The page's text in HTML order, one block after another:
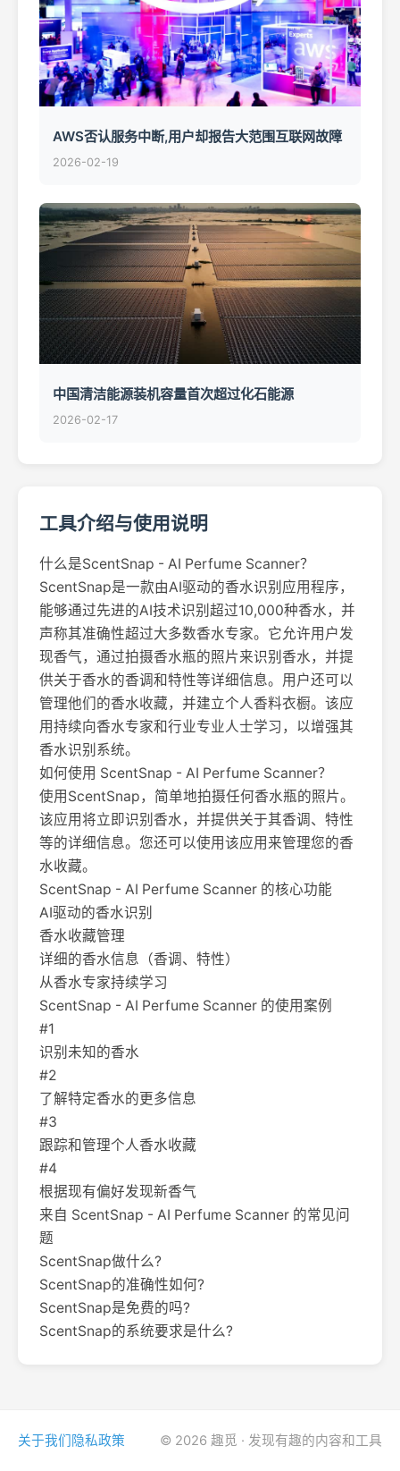
AWS否认服务中断,用户却报告大范围互联网故障
2026-02-19
中国清洁能源装机容量首次超过化石能源
2026-02-17
工具介绍与使用说明
什么是ScentSnap - AI Perfume Scanner？
ScentSnap是一款由AI驱动的香水识别应用程序，
能够通过先进的AI技术识别超过10,000种香水，并
声称其准确性超过大多数香水专家。它允许用户发
现香气，通过拍摄香水瓶的照片来识别香水，并提
供关于香水的香调和特性等详细信息。用户还可以
管理他们的香水收藏，并建立个人香料衣橱。该应
用持续向香水专家和行业专业人士学习，以增强其
香水识别系统。
如何使用 ScentSnap - AI Perfume Scanner？
使用ScentSnap，简单地拍摄任何香水瓶的照片。
该应用将立即识别香水，并提供关于其香调、特性
等的详细信息。您还可以使用该应用来管理您的香
水收藏。
ScentSnap - AI Perfume Scanner 的核心功能
AI驱动的香水识别
香水收藏管理
详细的香水信息（香调、特性）
从香水专家持续学习
ScentSnap - AI Perfume Scanner 的使用案例
#1
识别未知的香水
#2
了解特定香水的更多信息
#3
跟踪和管理个人香水收藏
#4
根据现有偏好发现新香气
来自 ScentSnap - AI Perfume Scanner 的常见问
题
ScentSnap做什么?
ScentSnap的准确性如何?
ScentSnap是免费的吗?
ScentSnap的系统要求是什么?
关于我们 隐私政策 © 2026 趣觅 · 发现有趣的内容和工具